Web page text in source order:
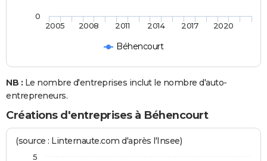
Béhencourt
2005 2008 2011 2014 2017 2020
0
NB : Le nombre d'entreprises inclut le nombre d'auto-
entrepreneurs.
Créations d'entreprises à Béhencourt
(source : Linternaute.com d'après l'Insee)
5